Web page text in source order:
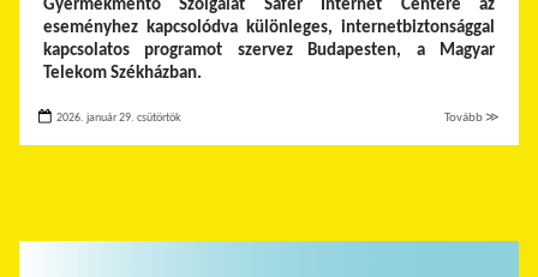
Gyermekmentő Szolgálat Safer Internet Centere az
eseményhez kapcsolódva különleges, internetbiztonsággal
kapcsolatos programot szervez Budapesten, a Magyar
Telekom Székházban.
2026. január 29. csütörtök Tovább ≫